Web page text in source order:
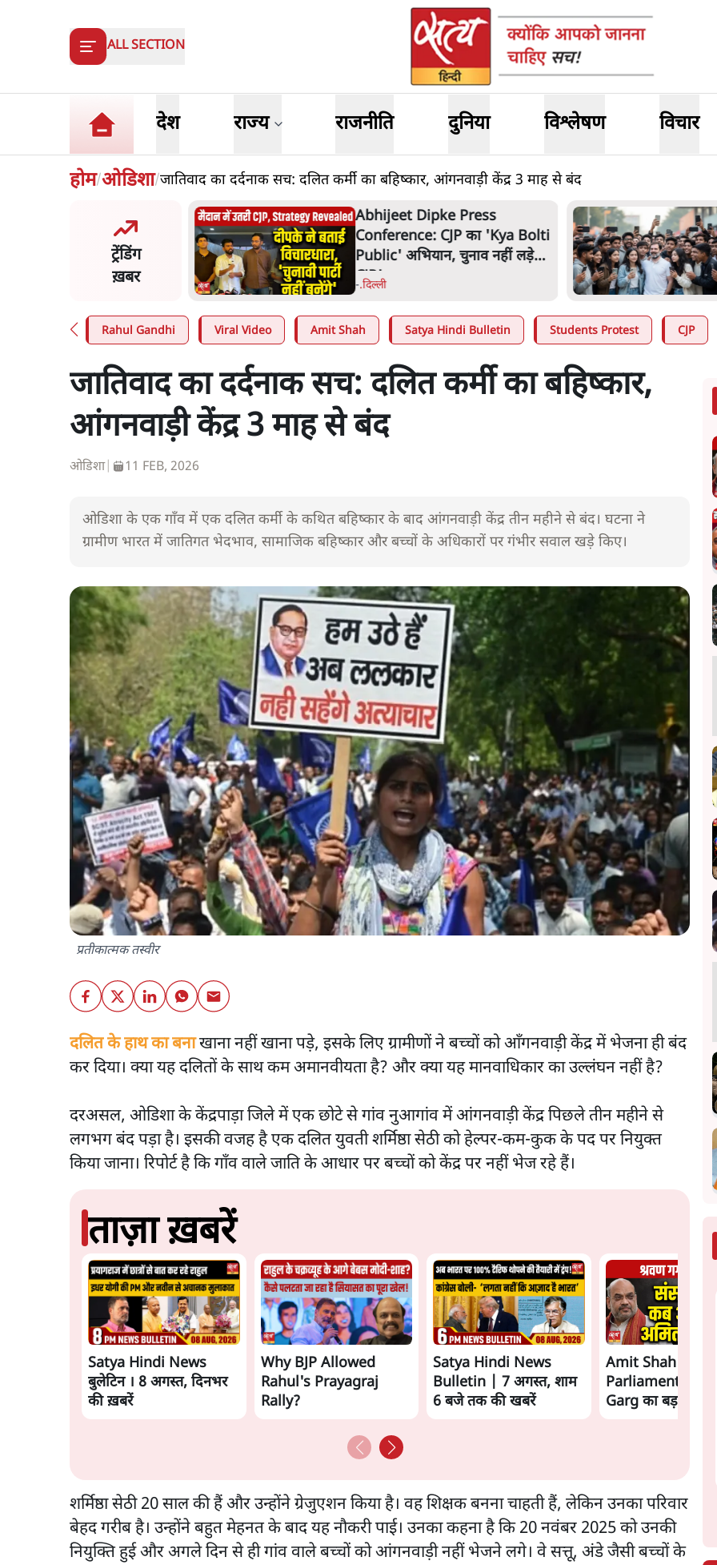
ALL SECTION
देश राज्य राजनीति दुनिया विश्लेषण विचार
होम/ओडिशा/जातिवाद का दर्दनाक सच: दलित कर्मी का बहिष्कार, आंगनवाड़ी केंद्र 3 माह से बंद
ट्रेंडिंग
ख़बर
से SC ने कहा- ' अंडों से
हैं? स्वतंत्रता सेनानी सीने पर
Abhijeet Dipke Press
Conference: CJP का 'Kya Bolti
Public' अभियान, चुनाव नहीं लड़ेगी
CJP!
.दिल्ली
Rahul Gandhi Viral Video Amit Shah Satya Hindi Bulletin Students Protest CJP
जातिवाद का दर्दनाक सच: दलित कर्मी का बहिष्कार,
आंगनवाड़ी केंद्र 3 माह से बंद
ओडिशा| 11 FEB, 2026
ओडिशा के एक गाँव में एक दलित कर्मी के कथित बहिष्कार के बाद आंगनवाड़ी केंद्र तीन महीने से बंद। घटना ने
ग्रामीण भारत में जातिगत भेदभाव, सामाजिक बहिष्कार और बच्चों के अधिकारों पर गंभीर सवाल खड़े किए।
प्रतीकात्मक तस्वीर
दलित के हाथ का बनाखाना नहीं खाना पड़े, इसके लिए ग्रामीणों ने बच्चों को आँगनवाड़ी केंद्र में भेजना ही बंद
कर दिया। क्या यह दलितों के साथ कम अमानवीयता है? और क्या यह मानवाधिकार का उल्लंघन नहीं है?
दरअसल, ओडिशा के केंद्रपाड़ा जिले में एक छोटे से गांव नुआगांव में आंगनवाड़ी केंद्र पिछले तीन महीने से
लगभग बंद पड़ा है। इसकी वजह है एक दलित युवती शर्मिष्ठा सेठी को हेल्पर-कम-कुक के पद पर नियुक्त
किया जाना। रिपोर्ट है कि गाँव वाले जाति के आधार पर बच्चों को केंद्र पर नहीं भेज रहे हैं।
ताज़ा ख़बरें
Satya Hindi News
बुलेटिन । 8 अगस्त, दिनभर
की ख़बरें
Why BJP Allowed
Rahul's Prayagraj
Rally?
Satya Hindi News
Bulletin | 7 अगस्त, शाम
6 बजे तक की खबरें
Amit Shah कब
Parliament?
Garg का बड़ा दावा
शर्मिष्ठा सेठी 20 साल की हैं और उन्होंने ग्रेजुएशन किया है। वह शिक्षक बनना चाहती हैं, लेकिन उनका परिवार
बेहद गरीब है। उन्होंने बहुत मेहनत के बाद यह नौकरी पाई। उनका कहना है कि 20 नवंबर 2025 को उनकी
नियुक्ति हुई और अगले दिन से ही गांव वाले बच्चों को आंगनवाड़ी नहीं भेजने लगे। वे सत्तू, अंडे जैसी बच्चों के